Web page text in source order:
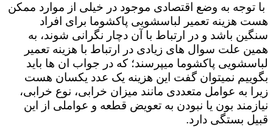
با توجه به وضع اقتصادی موجود در خیلی از موارد ممکن
هست هزینه تعمیر لباسشویی پاکشوما برای افراد
سنگین باشد و در ارتباط با آن دچار نگرانی شوند، به
همین علت سوال های زیادی در ارتباط با هزینه تعمیر
لباسشویی پاکشوما میپرسند؛ که در جواب ان ها باید
بگوییم نمیتوان گفت این هزینه یک عدد یکسان هست
زیرا به عوامل متعددی مانند میزان خرابی، نوع خرابی،
نیازمند بون یا نبودن به تعویض قطعه و عواملی از این
قبیل بستگی دارد.